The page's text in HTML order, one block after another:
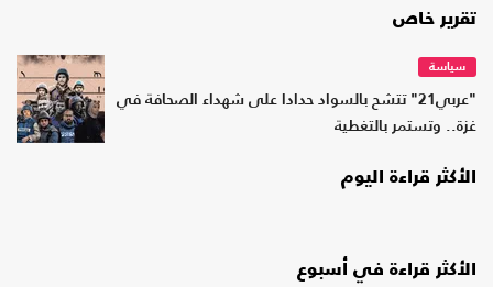
تقرير خاص
سياسة
"عربي21" تتشح بالسواد حدادا على شهداء الصحافة في
غزة.. وتستمر بالتغطية
الأكثر قراءة اليوم
الأكثر قراءة في أسبوع